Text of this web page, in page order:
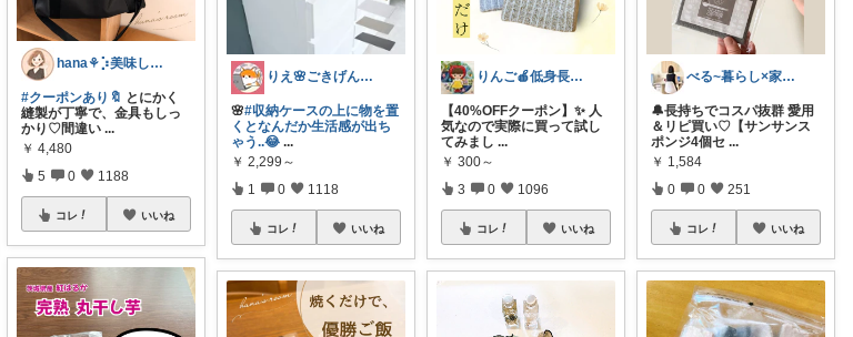
hana‎‎⚘⡱美味しい暮らし🤍𐙚
#クーポンあり🔖 とにかく
縫製が丁寧で、金具もしっ
かり♡間違い ...
￥ 4,480
5 0 1188
コレ いいね
りえ🌸ごきげんな暮らし🏠🌿
🌸#収納ケースの上に物を置
くとなんだか生活感が出ち
ゃう..😂 ...
￥ 2,299～
1 0 1118
コレ いいね
りんご🍎低身長ママ👖＆キッズアイテム
【40%OFFクーポン】✨ 人
気なので実際に買って試し
てみまし ...
￥ 300～
3 0 1096
コレ いいね
べる~暮らし×家事をラクに快適に
🔔長持ちでコスパ抜群 愛用
＆リピ買い♡【サンサンス
ポンジ4個セ ...
￥ 1,584
0 0 251
コレ いいね